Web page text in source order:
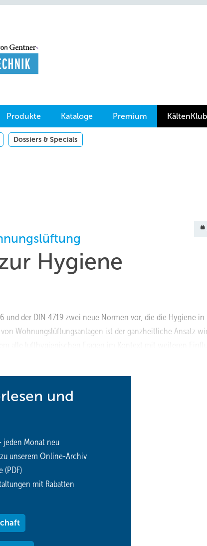
Produkte Kataloge Premium KältenKlub
Dossiers & Specials
Hygiene
der DIN 4719 zwei neue Normen vor, die die Hygiene in
Wohnungslüftungsanlagen ist der ganzheitliche Ansatz
und
jeden Monat neu
unserem Online-Archiv
(PDF)
mit Rabatten